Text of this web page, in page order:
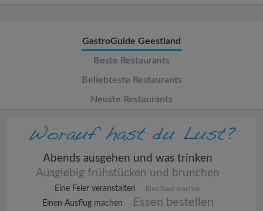
GastroGuide Geestland
Beste Restaurants
Beliebteste Restaurants
Neuste Restaurants
Abends ausgehen und was trinken
Ausgiebig frühstücken und brunchen
Eine Feier veranstalten Eine Rast machen
Einen Ausflug machen Essen bestellen